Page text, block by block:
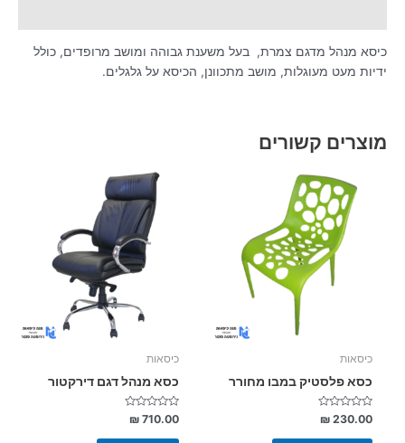
כיסא מנהל מדגם צמרת, בעל משענת גבוהה ומושב מרופדים, כולל
ידיות מעט מעוגלות, מושב מתכוונן, הכיסא על גלגלים.
מוצרים קשורים
כיסאות
כסא פלסטיק במבו מחורר
דורג
0
מתוך
₪230.00
מספר
סוגים.
ניתן
לבחור
האפשרויות
המוצר
כיסאות
כסא מנהל דגם דירקטור
דורג
0
מתוך
₪710.00